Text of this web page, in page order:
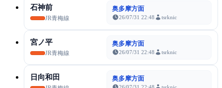
石神前
JR青梅線
奥多摩方面
26/07/31 22:48 tsrknic
宮ノ平
JR青梅線
奥多摩方面
26/07/31 22:48 tsrknic
日向和田 奥多摩方面